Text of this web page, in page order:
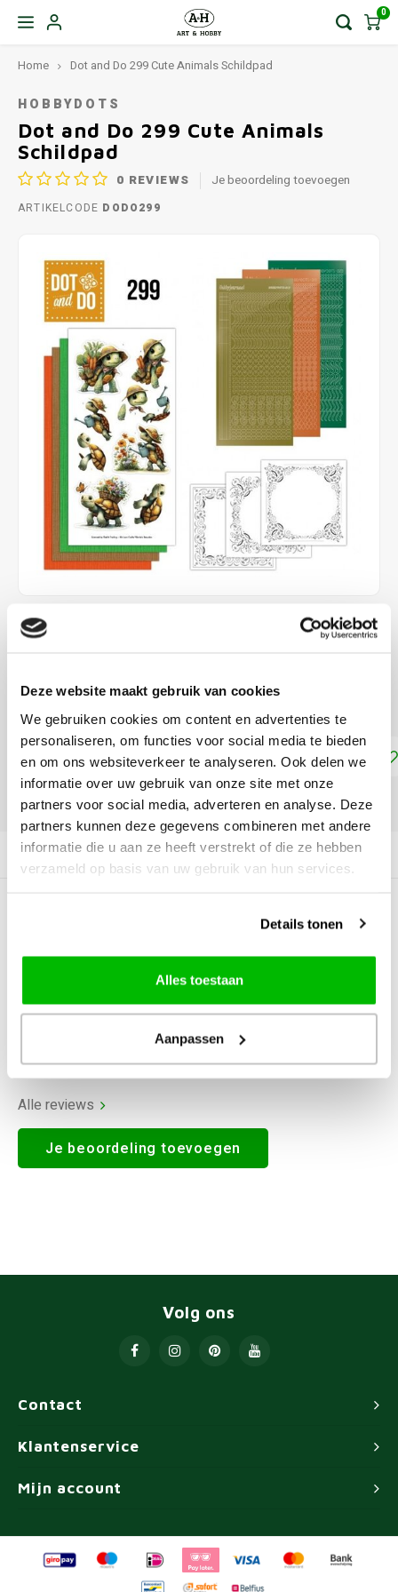
Deze website maakt gebruik van cookies
We gebruiken cookies om content en advertenties te
personaliseren, om functies voor social media te bieden
en om ons websiteverkeer te analyseren. Ook delen we
informatie over uw gebruik van onze site met onze
partners voor social media, adverteren en analyse. Deze
partners kunnen deze gegevens combineren met andere
informatie die u aan ze heeft verstrekt of die ze hebben
verzameld op basis van uw gebruik van hun services.
Details tonen
Alles toestaan
Aanpassen
0
Home Dot and Do 299 Cute Animals Schildpad
HOBBYDOTS
Dot and Do 299 Cute Animals
Schildpad
0 REVIEWS Je beoordeling toevoegen
ARTIKELCODE DODO299
€5,89
Maak 3 kaarten met Hobbydots stickers
Toevoegen aan winkelwagen
DELEN:
Productomschrijving
0Reviews
Alle reviews
Je beoordeling toevoegen
Contact
Volg ons
Klantenservice
Mijn account